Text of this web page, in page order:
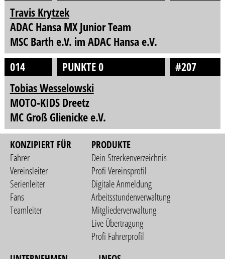
Travis Krytzek
ADAC Hansa MX Junior Team
MSC Barth e.V. im ADAC Hansa e.V.
014
PUNKTE 0
#207
Tobias Wesselowski
MOTO-KIDS Dreetz
MC Groß Glienicke e.V.
KONZIPIERT FÜR
Fahrer
Vereinsleiter
Serienleiter
Fans
Teamleiter
PRODUKTE
Dein Streckenverzeichnis
Profi Vereinsprofil
Digitale Anmeldung
Arbeitsstundenverwaltung
Mitgliederverwaltung
Live Übertragung
Profi Fahrerprofil